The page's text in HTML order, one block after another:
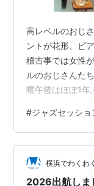
高レベルのおじ
ントが花形、ピ
稽古事では女性
ルのおじさんた
曜午後はほぼ1年
3名グループ（ピ
雑居ビルの2階
に中高年男性が
陣取っていた。
ョンと雰囲気が
#ジャズセッショ
横浜でわくわ
2026出航しま